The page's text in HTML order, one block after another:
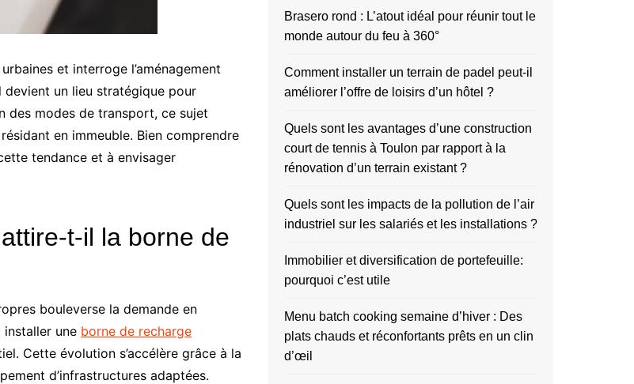
et interroge l’aménagement
un lieu stratégique pour
des modes de transport, ce sujet
en immeuble. Bien comprendre
tendance et à envisager
t-il la borne de
bouleverse la demande en
une borne de recharge
Cette évolution s’accélère grâce à la
d’infrastructures adaptées.
Brasero rond : L’atout idéal pour réunir tout le
monde autour du feu à 360°
Comment installer un terrain de padel peut-il
améliorer l’offre de loisirs d’un hôtel ?
Quels sont les avantages d’une construction
court de tennis à Toulon par rapport à la
rénovation d’un terrain existant ?
Quels sont les impacts de la pollution de l’air
industriel sur les salariés et les installations ?
Immobilier et diversification de portefeuille:
pourquoi c’est utile
Menu batch cooking semaine d’hiver : Des
plats chauds et réconfortants prêts en un clin
d’œil